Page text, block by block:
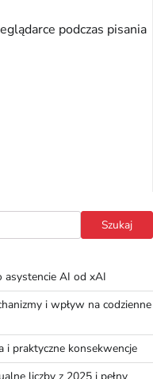
podczas pisania
Szukaj
asystencie AI od xAI
i wpływ na codzienne
praktyczne konsekwencje